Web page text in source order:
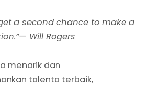
a second chance to make a
Will Rogers
menarik dan
talenta terbaik,